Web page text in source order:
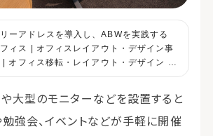
ーアドレスを導入し、ABWを実践する
ィス | オフィスレイアウト・デザイン事
| オフィス移転・レイアウト・デザイン |
大型のモニターなどを設置すると
強会、イベントなどが手軽に開催